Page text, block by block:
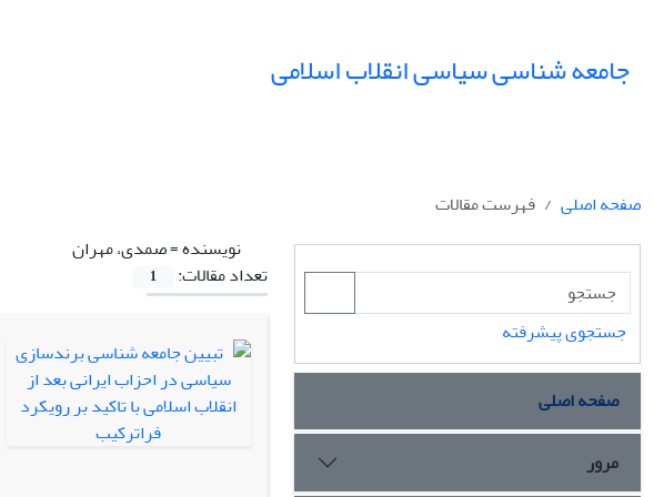
جامعه شناسی سیاسی انقلاب اسلامی
صفحه اصلی
فهرست مقالات
نویسنده =صمدی، مهران
تعداد مقالات:
1
جستجوی پیشرفته
صفحه اصلی
مرور